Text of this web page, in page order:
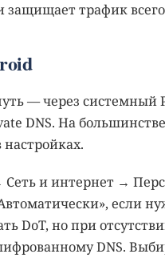
защищает трафик всего
— через системный
DNS. На
настройках.
и интернет →
если
DoT, но при
DNS.